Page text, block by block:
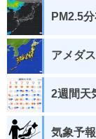
PM2.5
アメダス
2週間天
気象予